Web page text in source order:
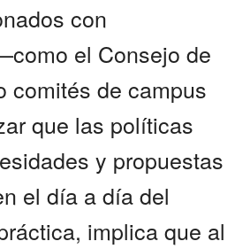
con
el Consejo de
comités de campus
que las políticas
y propuestas
el día a día del
implica que al